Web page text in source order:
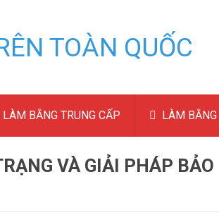
LÀM BẰNG TRUNG CẤP LÀM
VÀ GIẢI PHÁP BẢO